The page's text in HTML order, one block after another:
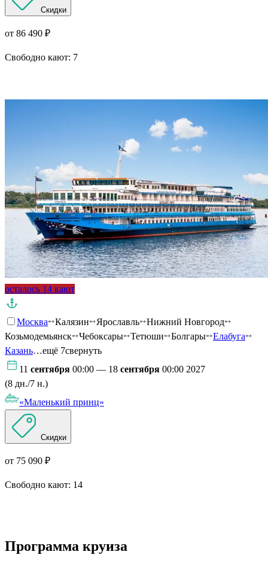
Скидки
от 86 490 ₽
Свободно кают: 7
осталось 14 кают
Москва Калязин Ярославль
Нижний Новгород
Козьмодемьянск
Чебоксары Тетюши Болгары
Елабуга
Казань…ещё 7свернуть
11 сентября 00:00 — 18 сентября 00:00 2027
(8 дн./7 н.)
«Маленький принц»
Скидки
от 75 090 ₽
Свободно кают: 14
Программа круиза